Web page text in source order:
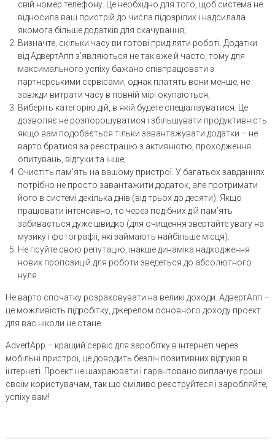
свій номер телефону. Це необхідно для того, щоб система не
відносила ваш пристрій до числа підозрілих і надсилала
якомога більше додатків для скачування;
Визначте, скільки часу ви готові приділяти роботі. Додатки
від АдвертАпп з’являються не так вже й часто, тому для
максимального успіху бажано співпрацювати з
партнерськими сервісами, однак платять вони менше, не
завжди витрати часу в повній мірі окупаються;
Виберіть категорію дій, в якій будете спеціалізуватися. Це
дозволяє не розпорошуватися і збільшувати продуктивність:
якщо вам подобається тільки завантажувати додатки – не
варто братися за реєстрацію з активністю, проходження
опитувань, відгуки та інше;
Очистіть пам’ять на вашому пристрої. У багатьох завданнях
потрібно не просто завантажити додаток, але протримати
його в системі декілька днів (від трьох до десяти). Якщо
працювати інтенсивно, то через подібних дій пам’ять
забивається дуже швидко (для очищення звертайте увагу на
музику і фотографії, які займають найбільше місця).
Не псуйте свою репутацію, інакше динаміка надходження
нових пропозицій для роботи зведеться до абсолютного
нуля.
Не варто спочатку розраховувати на великі доходи. АдвертАпп –
це можливість підробітку, джерелом основного доходу проект
для вас ніколи не стане.
AdvertApp – кращий сервіс для заробітку в інтернеті через
мобільні пристрої, це доводить безліч позитивних відгуків в
інтернеті. Проект не шахраювати і гарантовано виплачує гроші
своїм користувачам, так що сміливо реєструйтеся і заробляйте,
успіху вам!